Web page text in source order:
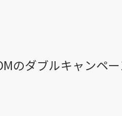
のダブルキャンペー